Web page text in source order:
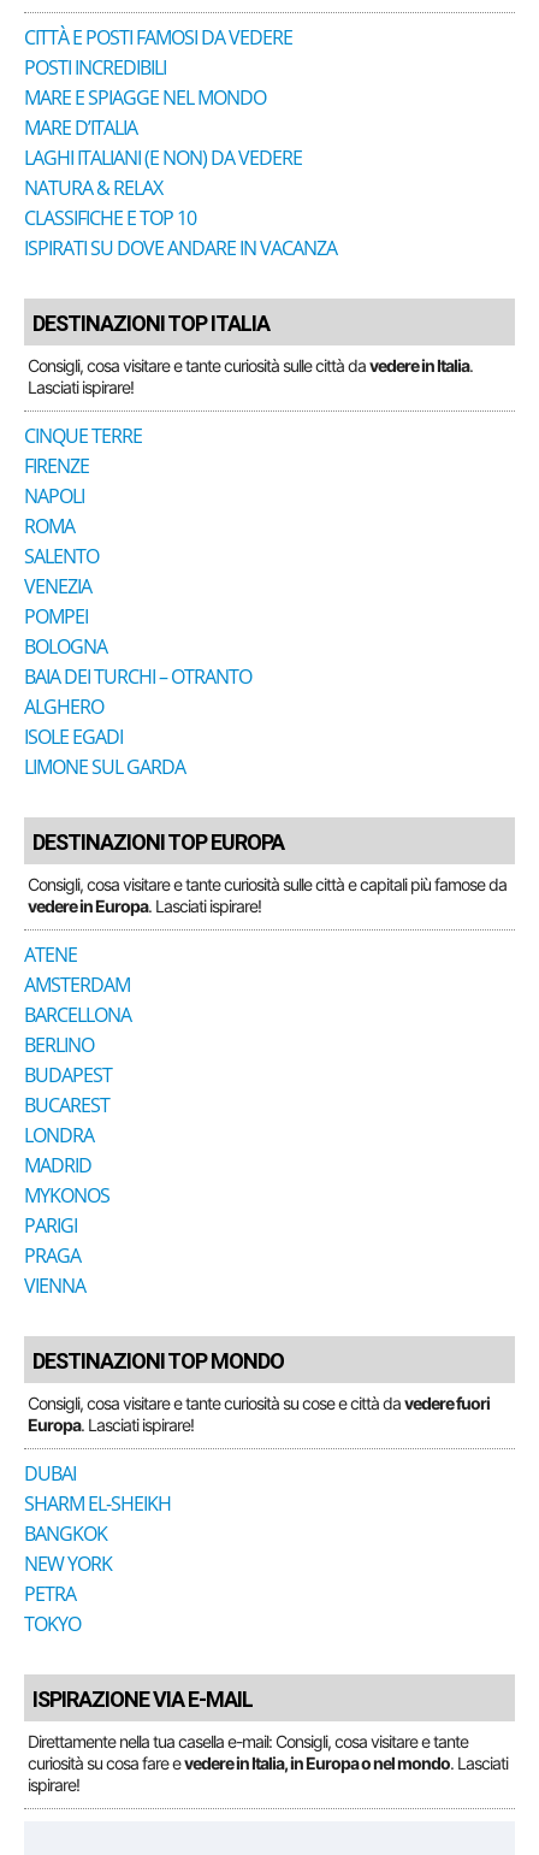
CITTÀ E POSTI FAMOSI DA VEDERE
POSTI INCREDIBILI
MARE E SPIAGGE NEL MONDO
MARE D’ITALIA
LAGHI ITALIANI (E NON) DA VEDERE
NATURA & RELAX
CLASSIFICHE E TOP 10
ISPIRATI SU DOVE ANDARE IN VACANZA
DESTINAZIONI TOP ITALIA
Consigli, cosa visitare e tante curiosità sulle città davedere in Italia.
Lasciati ispirare!
CINQUE TERRE
FIRENZE
NAPOLI
ROMA
SALENTO
VENEZIA
POMPEI
BOLOGNA
BAIA DEI TURCHI – OTRANTO
ALGHERO
ISOLE EGADI
LIMONE SUL GARDA
DESTINAZIONI TOP EUROPA
Consigli, cosa visitare e tante curiosità sulle città e capitali più famose da
vedere in Europa. Lasciati ispirare!
ATENE
AMSTERDAM
BARCELLONA
BERLINO
BUDAPEST
BUCAREST
LONDRA
MADRID
MYKONOS
PARIGI
PRAGA
VIENNA
DESTINAZIONI TOP MONDO
Consigli, cosa visitare e tante curiosità su cose e città davedere fuori
Europa. Lasciati ispirare!
DUBAI
SHARM EL-SHEIKH
BANGKOK
NEW YORK
PETRA
TOKYO
ISPIRAZIONE VIA E-MAIL
Direttamente nella tua casella e-mail: Consigli, cosa visitare e tante
curiosità su cosa fare evedere in Italia, in Europa o nel mondo. Lasciati
ispirare!